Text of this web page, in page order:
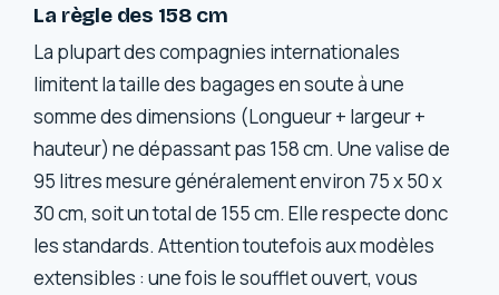
La règle des 158 cm
La plupart des compagnies internationales
limitent la taille des bagages en soute à une
somme des dimensions (Longueur + largeur +
hauteur) ne dépassant pas 158 cm. Une valise de
95 litres mesure généralement environ 75 x 50 x
30 cm, soit un total de 155 cm. Elle respecte donc
les standards. Attention toutefois aux modèles
extensibles : une fois le soufflet ouvert, vous